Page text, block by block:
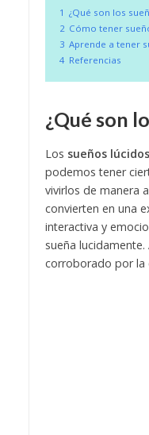
1 ¿Qué son los
2 Cómo tener
3 Aprende a tener
4 Referencias
¿Qué son
Los sueños lúcidos
podemos tener
vivirlos de manera
convierten en una
interactiva y
sueña
corroborado por la